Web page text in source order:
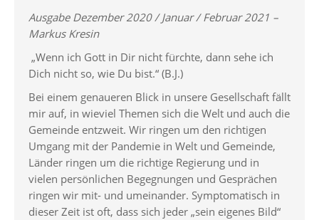
Ausgabe Dezember 2020 / Januar / Februar 2021 –
Markus Kresin
„Wenn ich Gott in Dir nicht fürchte, dann sehe ich
Dich nicht so, wie Du bist.“ (B.J.)
Bei einem genaueren Blick in unsere Gesellschaft fällt
mir auf, in wieviel Themen sich die Welt und auch die
Gemeinde entzweit. Wir ringen um den richtigen
Umgang mit der Pandemie in Welt und Gemeinde,
Länder ringen um die richtige Regierung und in
vielen persönlichen Begegnungen und Gesprächen
ringen wir mit- und umeinander. Symptomatisch in
dieser Zeit ist oft, dass sich jeder „sein eigenes Bild“